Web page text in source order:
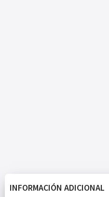
INFORMACIÓN ADICIONAL